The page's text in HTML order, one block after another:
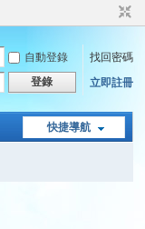
自動登錄
找回密碼
登錄 立即註冊
快捷導航